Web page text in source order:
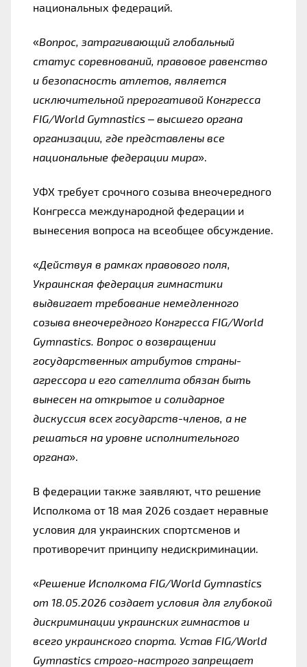
национальных федераций.
«Вопрос, затрагивающий глобальный
статус соревнований, правовое равенство
и безопасность атлетов, является
исключительной прерогативой Конгресса
FIG/World Gymnastics – высшего органа
организации, где представлены все
национальные федерации мира».
УФХ требует срочного созыва внеочередного
Конгресса международной федерации и
вынесения вопроса на всеобщее обсуждение.
«Действуя в рамках правового поля,
Украинская федерация гимнастики
выдвигает требование немедленного
созыва внеочередного Конгресса FIG/World
Gymnastics. Вопрос о возвращении
государственных атрибутов страны-
агрессора и его сателлита обязан быть
вынесен на открытое и солидарное
дискуссия всех государств-членов, а не
решаться на уровне исполнительного
органа».
В федерации также заявляют, что решение
Исполкома от 18 мая 2026 создает неравные
условия для украинских спортсменов и
противоречит принципу недискриминации.
«Решение Исполкома FIG/World Gymnastics
от 18.05.2026 создает условия для глубокой
дискриминации украинских гимнастов и
всего украинского спорта. Устав FIG/World
Gymnastics строго-настрого запрещает